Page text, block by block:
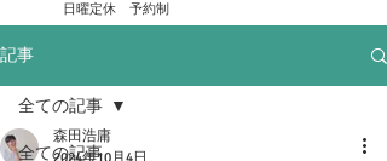
​日曜定休 予約制
記事
全ての記事
全ての記事
森田浩庸